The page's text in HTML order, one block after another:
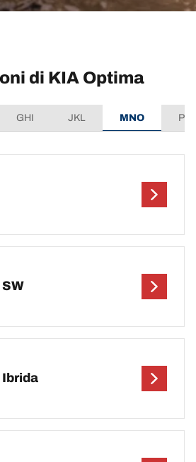
di KIA Optima
GHI JKL MNO
Optima SW